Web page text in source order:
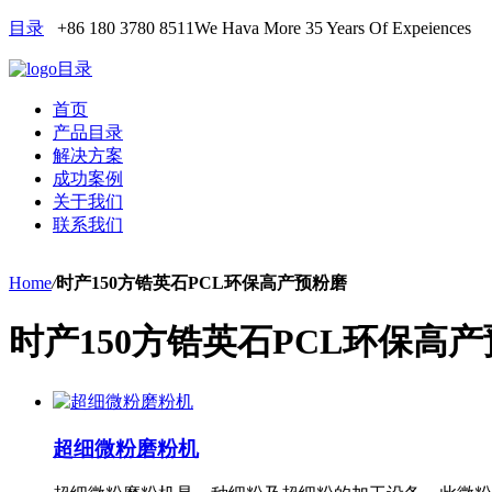
目录 +86 180 3780 8511We Hava More 35 Years Of Expeiences
目录
首页
产品目录
解决方案
成功案例
关于我们
联系我们
Home/时产150方锆英石PCL环保高产预粉磨
时产150方锆英石PCL环保高
超细微粉磨粉机